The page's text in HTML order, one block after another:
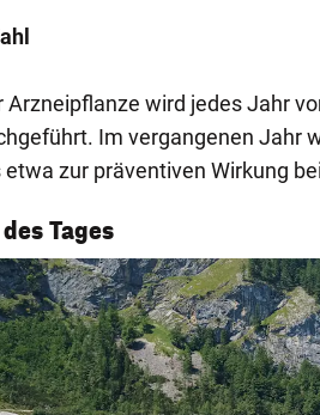
Arzneipflanze wird jedes Jahr
Im vergangenen Jahr
etwa zur präventiven Wirkung
Tages